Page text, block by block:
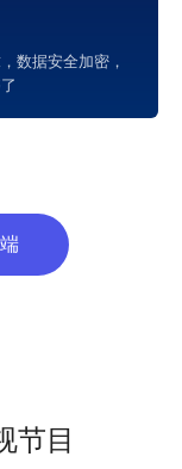
数据安全加密，
节目